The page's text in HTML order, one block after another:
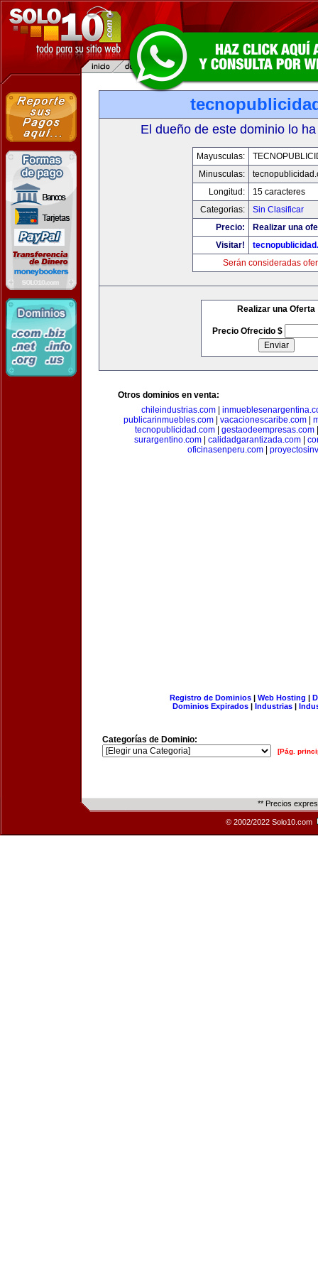
El dueño de este dominio lo
Mayusculas:
Minusculas:
Longitud:
15 caracteres
Categorias:
Sin Clasificar
Precio:
Realizar una
Visitar!
Serán consideradas
Realizar una Oferta
Precio Ofrecido $
Otros dominios en venta:
chileindustrias.com|
publicarinmuebles.com
vacacionescaribe.com
tecnopublicidad.com| gestaodeempresas.com
surargentino.com
calidadgarantizada.com
oficinasenperu.com|
Registro de Dominios| Web Hosting |
Dominios Expirados | Industrias |
Categorías de Dominio:
[Pág.
** Precios
© 2002/2022 Solo10.com